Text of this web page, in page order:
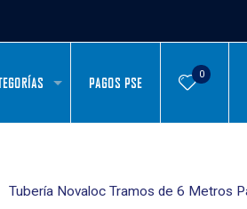
PAGOS PSE
0
Tubería Novaloc Tramos de 6 Metros